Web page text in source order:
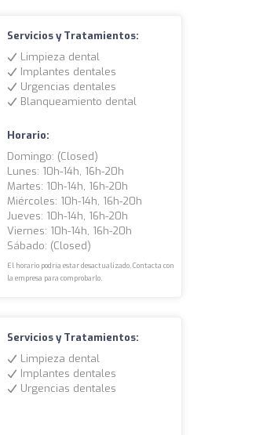
Servicios y Tratamientos:
Limpieza dental
Implantes dentales
Urgencias dentales
Blanqueamiento dental
Horario:
Domingo: (closed)
Lunes: 10h-14h, 16h-20h
Martes: 10h-14h, 16h-20h
Miércoles: 10h-14h, 16h-20h
Jueves: 10h-14h, 16h-20h
Viernes: 10h-14h, 16h-20h
Sábado: (closed)
El horario podría estar desactualizado. Contacta con
la empresa para comprobarlo.
Servicios y Tratamientos:
Limpieza dental
Implantes dentales
Urgencias dentales